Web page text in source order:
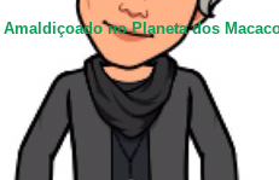
no Planeta dos